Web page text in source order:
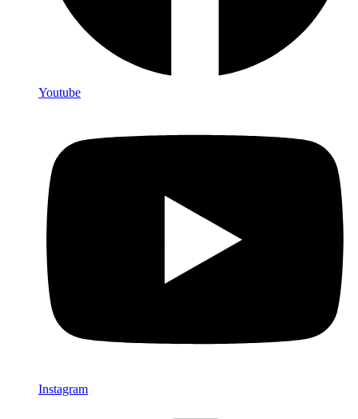
Youtube
Instagram